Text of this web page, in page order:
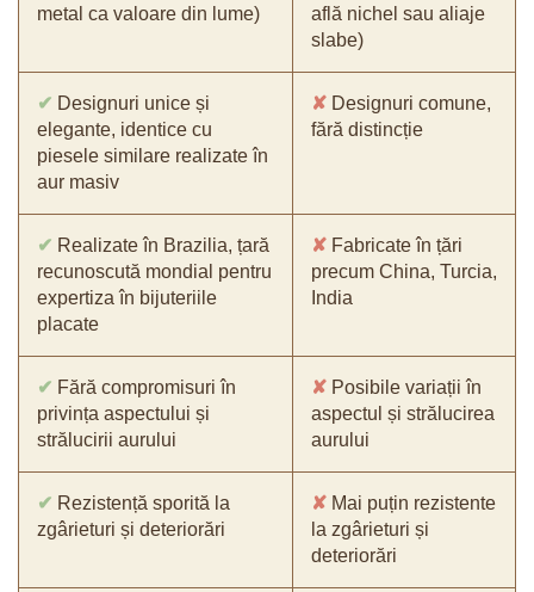
metal ca valoare din lume)
află nichel sau aliaje
slabe)
✔ Designuri unice și
elegante, identice cu
piesele similare realizate în
aur masiv
✘ Designuri comune,
fără distincție
✔ Realizate în Brazilia, țară
recunoscută mondial pentru
expertiza în bijuteriile
placate
✘ Fabricate în țări
precum China, Turcia,
India
✔ Fără compromisuri în
privința aspectului și
strălucirii aurului
✘ Posibile variații în
aspectul și strălucirea
aurului
✔ Rezistență sporită la
zgârieturi și deteriorări
✘ Mai puțin rezistente
la zgârieturi și
deteriorări